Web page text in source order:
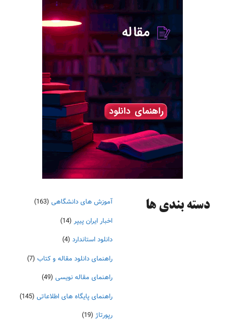
دسته‌ بندی ها آموزش های دانشگاهی (163)
اخبار ایران پیپر (14)
دانلود استاندارد (4)
راهنمای دانلود مقاله و کتاب (7)
راهنمای مقاله نویسی (49)
راهنمای پایگاه های اطلاعاتی (145)
رپورتاژ (19)